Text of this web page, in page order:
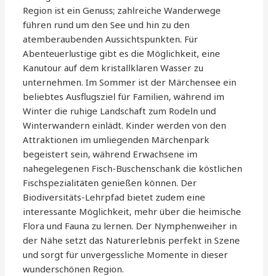
Region ist ein Genuss; zahlreiche Wanderwege
führen rund um den See und hin zu den
atemberaubenden Aussichtspunkten. Für
Abenteuerlustige gibt es die Möglichkeit, eine
Kanutour auf dem kristallklaren Wasser zu
unternehmen. Im Sommer ist der Märchensee ein
beliebtes Ausflugsziel für Familien, während im
Winter die ruhige Landschaft zum Rodeln und
Winterwandern einlädt. Kinder werden von den
Attraktionen im umliegenden Märchenpark
begeistert sein, während Erwachsene im
nahegelegenen Fisch-Buschenschank die köstlichen
Fischspezialitäten genießen können. Der
Biodiversitäts-Lehrpfad bietet zudem eine
interessante Möglichkeit, mehr über die heimische
Flora und Fauna zu lernen. Der Nymphenweiher in
der Nähe setzt das Naturerlebnis perfekt in Szene
und sorgt für unvergessliche Momente in dieser
wunderschönen Region.